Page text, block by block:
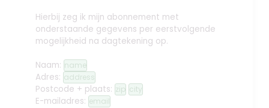
Hierbij zeg ik mijn abonnement met
onderstaande gegevens per eerstvolgende
mogelijkheid na dagtekening op.
Naam: name
Adres: address
Postcode + plaats: zip city
E-mailadres: email